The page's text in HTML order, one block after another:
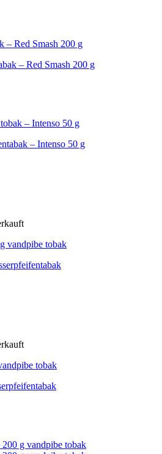
– Red Smash 200 g
– Intenso 50 g